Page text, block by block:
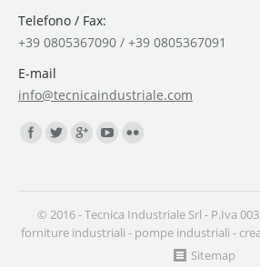
Telefono / Fax:
+39 0805367090 / +39 0805367091
E-mail
info@tecnicaindustriale.com
Find us on:
© 2016 - Tecnica Industriale Srl - P.Iva
forniture industriali - pompe industriali -
Sitemap